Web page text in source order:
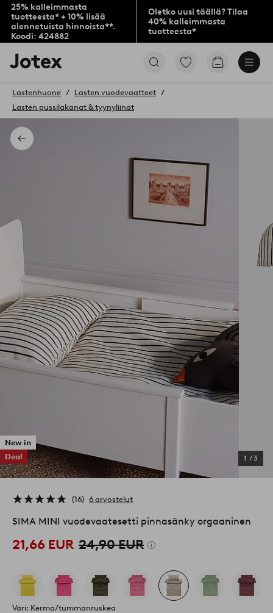
25% kalleimmasta
tuotteesta* + 10% lisää
alennetuista hinnoista**.
Koodi: 424882
Oletko uusi täällä? Tilaa
40% kalleimmasta
tuotteesta*
Jotex-
logo
siirry
aloitussivulle
Siirry
Siirry
Takaisin
Lastenhuone
Lasten vuodevaatteet
Lasten pussilakanat & tyynyliinat
New in
Deal
1 /3
16 6 arvostelut
SIMA MINI vuodevaatesetti pinnasänky orgaaninen
21,66 EUR 24,90 EUR
Väri: Kerma/tummanruskea